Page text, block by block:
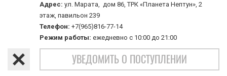
Адрес: ул. Марата, дом 86, ТРК «Планета Нептун», 2
этаж, павильон 239
Телефон: +7(965)816-77-14
Режим работы: ежедневно с 10:00 до 21:00
УВЕДОМИТЬ О ПОСТУПЛЕНИИ